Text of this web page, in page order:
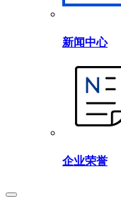
新闻中心
企业荣誉